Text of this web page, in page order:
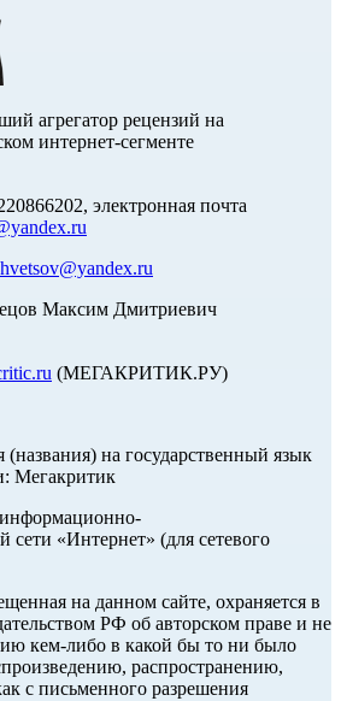
агрегатор рецензий на
интернет-сегменте
электронная почта
Максим Дмитриевич
(МЕГАКРИТИК.РУ)
на государственный язык
Мегакритик
сети «Интернет» (для сетевого
на данном сайте, охраняется в
РФ об авторском праве и не
кем-либо в какой бы то ни было
распространению,
с письменного разрешения